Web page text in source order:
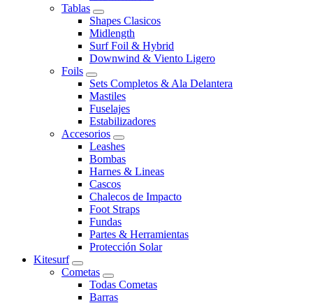
Tablas
Shapes Clasicos
Midlength
Surf Foil & Hybrid
Downwind & Viento Ligero
Foils
Sets Completos & Ala Delantera
Mastiles
Fuselajes
Estabilizadores
Accesorios
Leashes
Bombas
Harnes & Lineas
Cascos
Chalecos de Impacto
Foot Straps
Fundas
Partes & Herramientas
Protección Solar
Kitesurf
Cometas
Todas Cometas
Barras